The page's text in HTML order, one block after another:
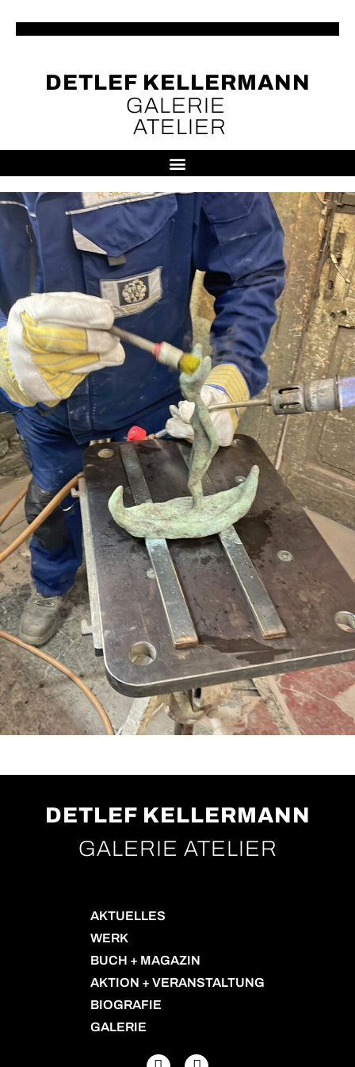
DETLEF KELLERMANN
GALERIE
ATELIER
DETLEF KELLERMANN
GALERIE ATELIER
AKTUELLES
WERK
BUCH + MAGAZIN
AKTION + VERANSTALTUNG
BIOGRAFIE
GALERIE